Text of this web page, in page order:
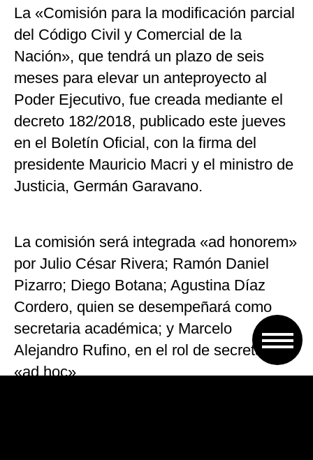
La «Comisión para la modificación parcial
del Código Civil y Comercial de la
Nación», que tendrá un plazo de seis
meses para elevar un anteproyecto al
Poder Ejecutivo, fue creada mediante el
decreto 182/2018, publicado este jueves
en el Boletín Oficial, con la firma del
presidente Mauricio Macri y el ministro de
Justicia, Germán Garavano.
La comisión será integrada «ad honorem»
por Julio César Rivera; Ramón Daniel
Pizarro; Diego Botana; Agustina Díaz
Cordero, quien se desempeñará como
secretaria académica; y Marcelo
Alejandro Rufino, en el rol de secretario
«ad hoc».